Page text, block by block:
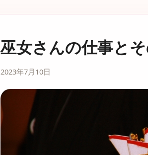
巫女さんの仕事と
2023年7月10日